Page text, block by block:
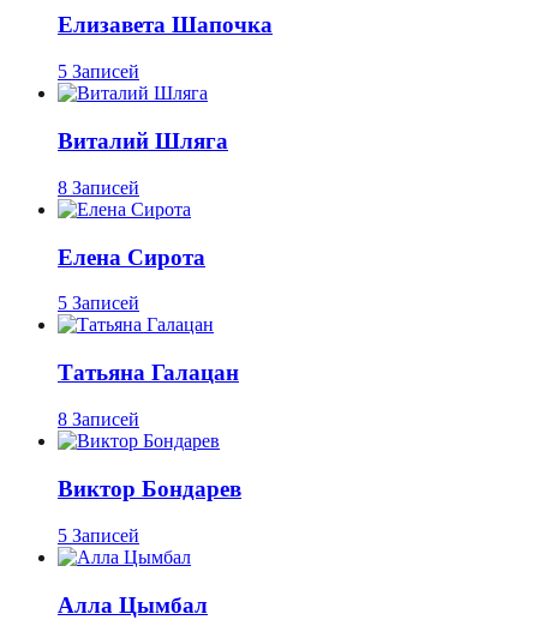
Елизавета Шапочка
5 Записей
Виталий Шляга
8 Записей
Елена Сирота
5 Записей
Татьяна Галацан
8 Записей
Виктор Бондарев
5 Записей
Алла Цымбал